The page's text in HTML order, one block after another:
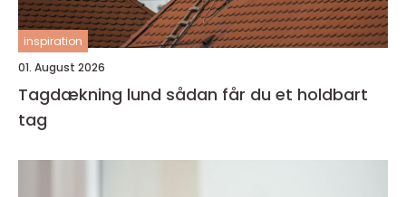
inspiration
01. August 2026
Tagdækning lund sådan får du et holdbart
tag